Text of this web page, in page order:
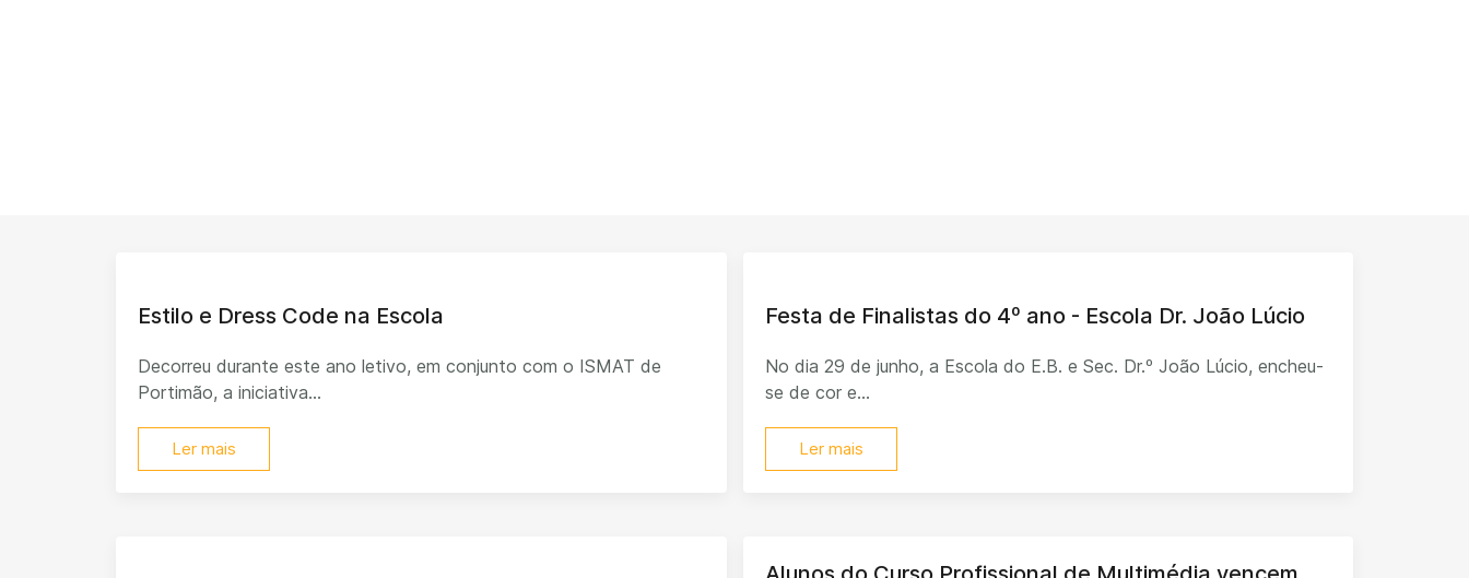
Estilo e Dress Code na Escola
Decorreu durante este ano letivo, em conjunto com o ISMAT de
Portimão, a iniciativa...
Ler mais
Festa de Finalistas do 4º ano - Escola Dr. João Lúcio
No dia 29 de junho, a Escola do E.B. e Sec. Dr.º João Lúcio, encheu-
se de cor e...
Ler mais